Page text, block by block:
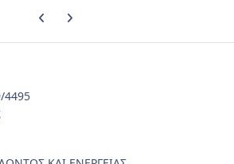
Previous carousel slide
Next carousel slide